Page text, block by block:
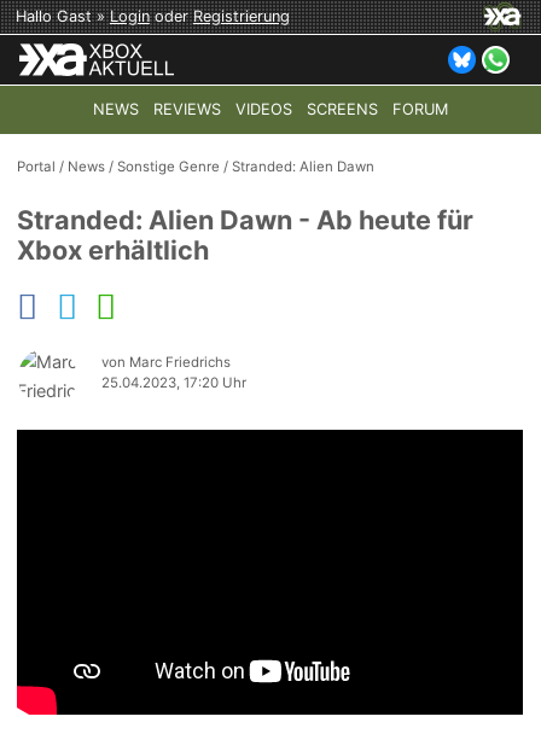
Hallo Gast »LoginoderRegistrierung
NEWS REVIEWS VIDEOS SCREENS FORUM
TOP-THEMEN: COD: MODERN WARFARE 4 HALO:
Portal / News /Sonstige Genre /Stranded: Alien Dawn
Stranded: Alien Dawn - Ab heute für
Xbox erhältlich
von Marc Friedrichs
25.04.2023, 17:20 Uhr